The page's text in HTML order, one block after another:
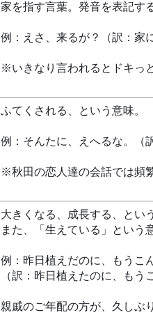
家を指す言葉。発音を表記す
例：えさ、来るが？（訳：家
※いきなり言われるとドキっ
ふてくされる、という意味。
例：そんたに、えへるな。（
※秋田の恋人達の会話では頻
大きくなる、成長する、とい
また、「生えている」という
例：昨日植えだのに、もうこ
（訳：昨日植えたのに、もう
親戚のご年配の方が、久しぶ